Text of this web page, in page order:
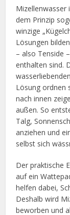
Mizellenwasser
dem Prinzip
winzige
Lösungen
– also Tenside
enthalten sind.
Lösung ordnen
nach innen
außen. So
Talg,
anziehen und
selbst sich
Der praktische
auf ein
helfen dabei,
Deshalb wird
beworben und